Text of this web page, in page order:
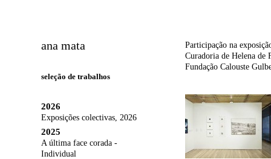
ana mata
seleção de trabalhos
2026
Exposições colectivas, 2026
2025
A última face corada -
Individual
Participação na
Curadoria de Helena de
Fundação Calouste